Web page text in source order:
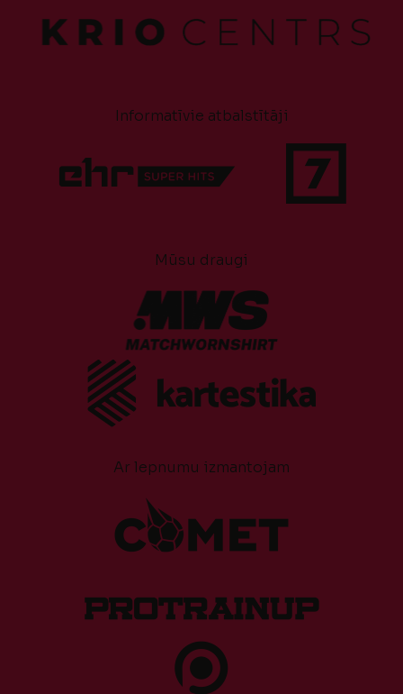
Informatīvie atbalstītāji
Mūsu draugi
Ar lepnumu izmantojam